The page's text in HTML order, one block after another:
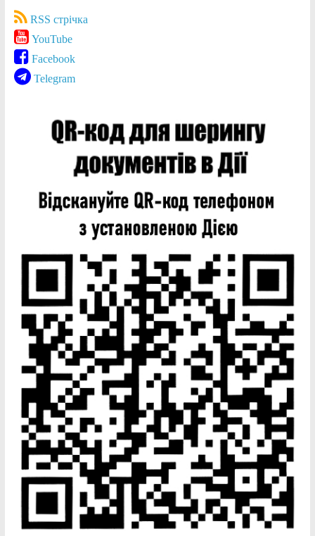
RSS стрічка
YouTube
Facebook
Telegram